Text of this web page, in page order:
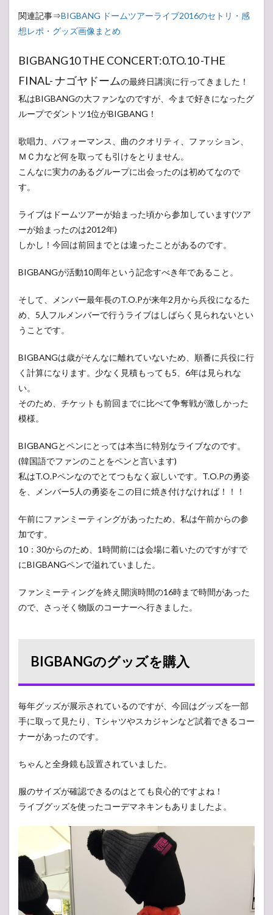
関連記事⇒BIGBANG ドームツアーライブ2016のセトリ・感
想レポ・グッズ画像まとめ
BIGBANG10 THE CONCERT:0.TO.10 -THE
FINAL- ナゴヤドームの最終日講演に行ってきました！
私はBIGBANGの大ファンなのですが、今まで好きになったグ
ループでダントツ1位がBIGBANG！
歌唱力、パフォーマンス、曲のクオリティ、ファッション、
ＭＣ力など何を取っても引けをとりません。
こんなに実力のあるグループに出会ったのは初めてなので
す。
ライブはドームツアーが始まった頃から参加しています(ツア
ーが始まったのは2012年)
しかし！今回は前回までとは違ったことがあるのです。
BIGBANGが活動10周年という記念すべき年であること。
そして、メンバー最年長のT.O.Pが来年2月から兵役になるた
め、5人フルメンバーで行うライブはしばらく見られないとい
うことです。
BIGBANGは歳がそんなに離れていないため、順番に兵役に行
く計算になります。少なく見積もっても5、6年は見られな
い。
そのため、チケットも前回までに比べて争奪戦が激しかった
模様。
BIGBANGとペンにとっては本当に特別なライブなのです。
(韓国語でファンのことをペンと言います)
私はT.O.Pペンなのでとてつもなく寂しいです。T.O.Pの勇姿
を、メンバー5人の勇姿をこの目に焼き付けなければ！！！
午前にファンミーティングがあったため、私は午前からの参
加です。
10：30からのため、1時間前には会場に着いたのですがすで
にBIGBANGペンで溢れていました。
ファンミーティングを終え開演時間の16時まで時間があった
ので、さっそく物販のコーナーへ行きました。
BIGBANGのグッズを購入
毎年グッズが展示されているのですが、今回はグッズを一部
手に取って見たり、Tシャツやスカジャンなど試着できるコー
ナーがあったのです。
ちゃんと全身鏡も設置されていました。
服のサイズが確認できるのはとても良心的ですよね！
ライブグッズを使ったコーデマネキンもありましたよ。